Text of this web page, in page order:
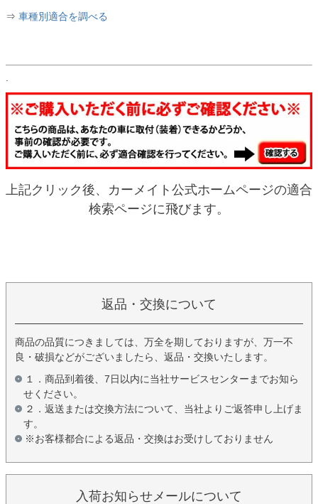
⇒ 車種別適合を調べる
上記クリック後、カーメイト公式ホームページの適合
検索ページに飛びます。
返品・交換について
商品の品質につきましては、万全を期しておりますが、万一不
良・破損などがございましたら、返品・交換いたします。
１．商品到着後、7日以内に当社サービスセンターまでお知ら
せください。
２．返送または交換方法について、当社よりご返答申し上げま
す。
※お客様都合による返品・交換はお受けしておりません
入荷お知らせメールについて